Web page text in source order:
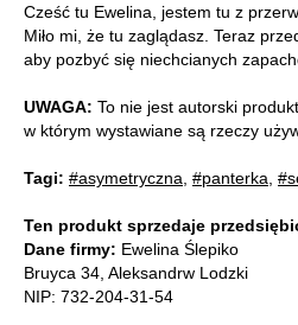
Cześć tu Ewelina, jestem tu z
Miło mi, że tu zaglądasz. Teraz
aby pozbyć się niechcianych
UWAGA: To nie jest autorski
w którym wystawiane są rzeczy
Tagi: #asymetryczna #panterka
Ten produkt sprzedaje
Dane firmy: Ewelina Ślepiko
Bruyca 34, Aleksandrw Lodzki
NIP: 732-204-31-54